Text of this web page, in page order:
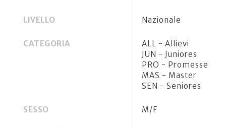
LIVELLO Nazionale
CATEGORIA
ALL - Allievi
JUN - Juniores
PRO - Promesse
MAS - Master
SEN - Seniores
SESSO M/F